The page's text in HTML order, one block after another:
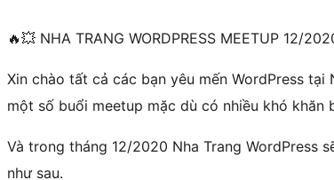
🔥💥 NHA TRANG WORDPRESS MEETUP 12/
Xin chào tất cả các bạn yêu mến WordPress
một số buổi meetup mặc dù có nhiều khó khăn
Và trong tháng 12/2020 Nha Trang
như sau.